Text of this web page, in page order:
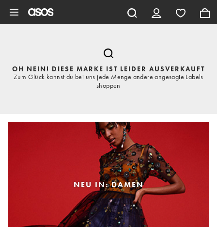
OH NEIN! DIESE MARKE IST LEIDER AUSVERKAUFT
Zum Glück kannst du bei uns jede Menge andere angesagte Labels
shoppen
NEU IN: DAMEN